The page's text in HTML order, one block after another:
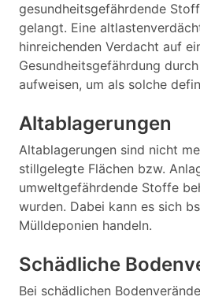
gesundheitsgefährdende
gelangt. Eine
hinreichenden Verdacht auf
Gesundheitsgefährdung
aufweisen, um als solche
Altablagerungen
Altablagerungen sind nicht
stillgelegte Flächen bzw.
umweltgefährdende Stoffe
wurden. Dabei kann es sich
Mülldeponien handeln.
Schädliche
Bei schädlichen